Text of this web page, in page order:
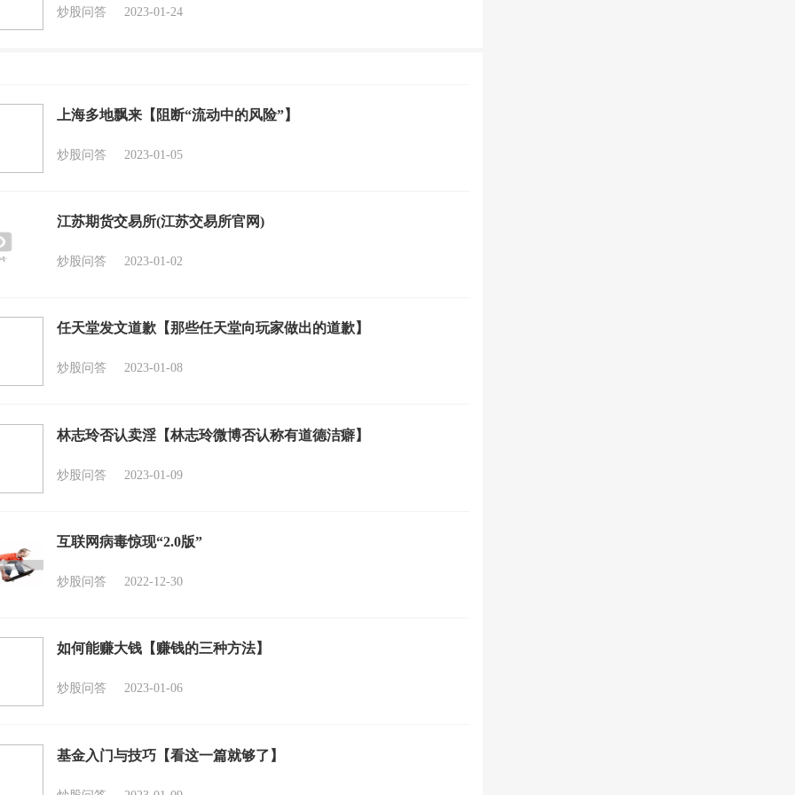
炒股问答 2023-01-24
上海多地飘来【阻断“流动中的风险”】
炒股问答 2023-01-05
江苏期货交易所(江苏交易所官网)
炒股问答 2023-01-02
任天堂发文道歉【那些任天堂向玩家做出的道歉】
炒股问答 2023-01-08
林志玲否认卖淫【林志玲微博否认称有道德洁癖】
炒股问答 2023-01-09
互联网病毒惊现“2.0版”
炒股问答 2022-12-30
如何能赚大钱【赚钱的三种方法】
炒股问答 2023-01-06
基金入门与技巧【看这一篇就够了】